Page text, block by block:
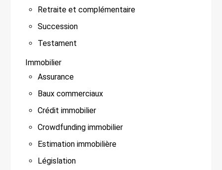
Retraite et complémentaire
Succession
Testament
Immobilier
Assurance
Baux commerciaux
Crédit immobilier
Crowdfunding immobilier
Estimation immobilière
Législation